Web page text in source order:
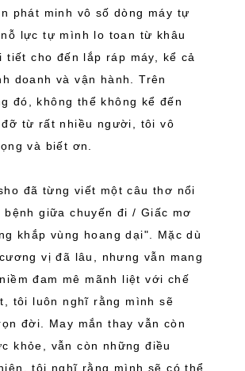
phát minh vô số dòng máy tự
lực tự mình lo toan từ khâu
tiết cho đến lắp ráp máy, kể cả
doanh và vận hành. Trên
đó, không thể không kể đến
đỡ từ rất nhiều người, tôi vô
và biết ơn.
đã từng viết một câu thơ nổi
bệnh giữa chuyến đi / Giấc mơ
khắp vùng hoang dại". Mặc dù
vị đã lâu, nhưng vẫn mang
đam mê mãnh liệt với chế
tôi luôn nghĩ rằng mình sẽ
đời. May mắn thay vẫn còn
khỏe, vẫn còn những điều
tôi nghĩ rằng mình sẽ có thể